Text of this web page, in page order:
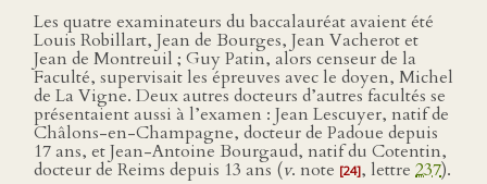
Les quatre examinateurs du baccalauréat avaient été
Louis Robillart, Jean de Bourges, Jean Vacherot et
Jean de Montreuil ; Guy Patin, alors censeur de la
Faculté, supervisait les épreuves avec le doyen, Michel
de La Vigne. Deux autres docteurs d’autres facultés se
présentaient aussi à l’examen : Jean Lescuyer, natif de
Châlons-en-Champagne, docteur de Padoue depuis
17 ans, et Jean-Antoine Bourgaud, natif du Cotentin,
docteur de Reims depuis 13 ans (v. note [24], lettre 237).